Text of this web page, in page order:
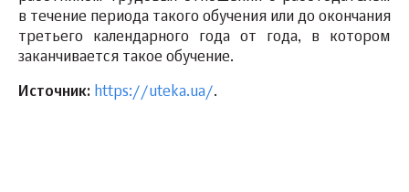
в течение периода такого обучения или до окончания
третьего календарного года от года, в котором
заканчивается такое обучение.
Источник: https://uteka.ua/.